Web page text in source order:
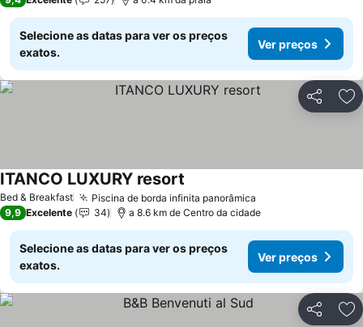
Selecione as datas para ver os preços
exatos.
Ver preços
Partilhar
Bed & Breakfast Piscina de borda infinita panorâmica
ITANCO LUXURY resort
9,9 Excelente 34 a 8.6 km de Centro da cidade
Selecione as datas para ver os preços
exatos.
Ver preços
Partilhar